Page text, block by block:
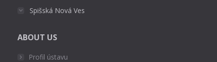
Spišská Nová Ves
ABOUT US
Profil ústavu